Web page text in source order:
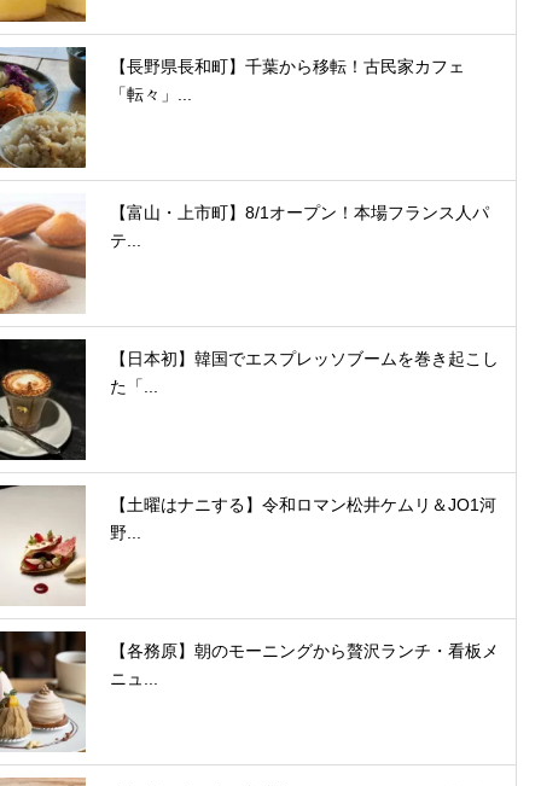
【長野県長和町】千葉から移転！古民家カフェ
「転々」...
【富山・上市町】8/1オープン！本場フランス人パ
テ...
【日本初】韓国でエスプレッソブームを巻き起こし
た「...
【土曜はナニする】令和ロマン松井ケムリ＆JO1河
野...
【各務原】朝のモーニングから贅沢ランチ・看板メ
ニュ...